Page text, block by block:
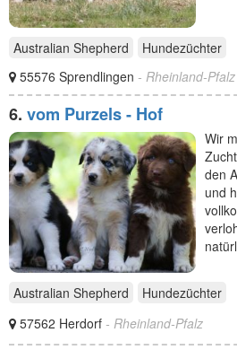
Australian Shepherd
Hundezüchter
55576 Sprendlingen - Rheinland-Pfalz
6. vom Purzels - Hof
Wir
den
und
Australian Shepherd
Hundezüchter
57562 Herdorf - Rheinland-Pfalz